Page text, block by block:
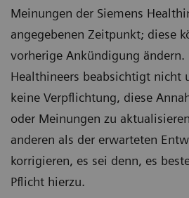
Meinungen der Siemens
angegebenen Zeitpunkt; diese
vorherige Ankündigung ändern.
Healthineers beabsichtigt nicht
keine Verpflichtung, diese
oder Meinungen zu
anderen als der erwarteten
korrigieren, es sei denn, es
Pflicht hierzu.